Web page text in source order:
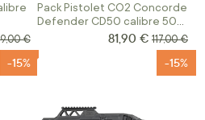
normal
€
Pack Pistolet CO2 Concorde
Defender CD50 calibre 50
Prix Spécial
81,90 € Prix
117,00 €
-15% -15%